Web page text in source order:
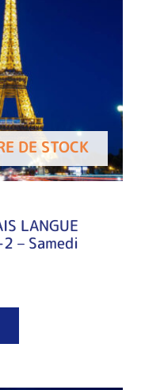
DE STOCK
LANGUE
2 – Samedi